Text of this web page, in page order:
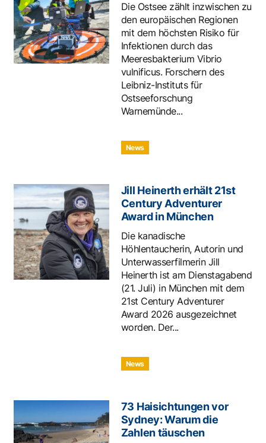
Die Ostsee zählt inzwischen zu
den europäischen Regionen
mit dem höchsten Risiko für
Infektionen durch das
Meeresbakterium Vibrio
vulnificus. Forschern des
Leibniz-Instituts für
Ostseeforschung
Warnemünde...
News
Jill Heinerth erhält 21st
Century Adventurer
Award in München
Die kanadische
Höhlentaucherin, Autorin und
Unterwasserfilmerin Jill
Heinerth ist am Dienstagabend
(21. Juli) in München mit dem
21st Century Adventurer
Award 2026 ausgezeichnet
worden. Der...
News
73 Haisichtungen vor
Sydney: Warum die
Zahlen täuschen